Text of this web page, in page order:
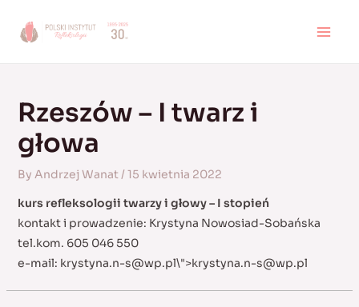
Rzeszów – I twarz i
głowa
By Andrzej Wanat/15 kwietnia 2022
kurs refleksologii twarzy i głowy – I stopień
kontakt i prowadzenie: Krystyna Nowosiad-Sobańska
tel.kom. 605 046 550
e-mail: krystyna.n-s@wp.pl\">krystyna.n-s@wp.pl